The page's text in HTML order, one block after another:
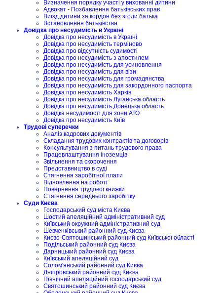
Визначення порядку участі у вихованні дитини
Адвокат - Позбавлення батьківських прав
Виїзд дитини за кордон без згоди батька
Встановлення батьківства
Довідка про несудимість в Україні
Довідка про несудимість в Україні
Довідка про несудимість терміново
Довідка про відсутність судимості
Довідка про несудимість з апостилем
Довідка про несудимість для усиновлення
Довідка про несудимість для візи
Довідка про несудимість для громадянства
Довідка про несудимість для закордонного паспорта
Довідка про несудимість Харків
Довідка про несудимість Луганська область
Довідка про несудимість Донецька область
Довідка несудимості для зони АТО
Довідка про несудимість Київ
Трудові суперечки
Аналіз кадрових документів
Складання трудових контрактів та договорів
Консультування з питань трудового права
Працевлаштування іноземців
Звільнення та скорочення
Представництво в суді
Стягнення заробітної плати
Відновлення на роботі
Повернення трудової книжки
Стягнення середнього заробітку
Суди Києва
Господарський суд міста Києва
Шостий апеляційний адміністративний суд
Київський окружний адміністративний суд
Шевченківський районний суд Києва
Києво-Святошинський районний суд Київської області
Подільський районний суд Києва
Дарницький районний суд Києва
Київський апеляційний суд
Солом'янський районний суд Києва
Дніпровський районний суд Києва
Північний апеляційний господарський суд
Святошинський районний суд Києва